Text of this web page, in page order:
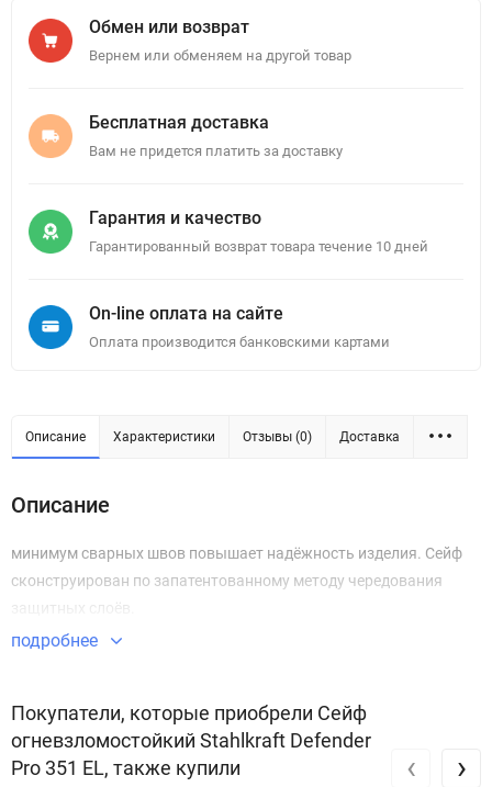
Обмен или возврат
Вернем или обменяем на другой товар
Бесплатная доставка
Вам не придется платить за доставку
Гарантия и качество
Гарантированный возврат товара течение 10 дней
On-line оплата на сайте
Оплата производится банковскими картами
Описание Характеристики Отзывы (0) Доставка
Описание
минимум сварных швов повышает надёжность изделия. Сейф
сконструирован по запатентованному методу чередования
защитных слоёв.
подробнее
Покупатели, которые приобрели Сейф
огневзломостойкий Stahlkraft Defender
Pro 351 EL, также купили
‹ ›